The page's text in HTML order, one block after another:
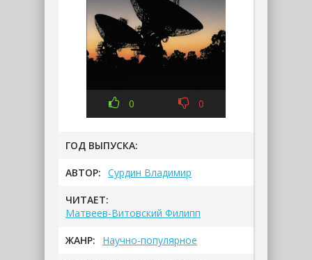
0 0
ГОД ВЫПУСКА:
АВТОР: Сурдин Владимир
ЧИТАЕТ:
Матвеев-Витовский Филипп
ЖАНР: Научно-популярное